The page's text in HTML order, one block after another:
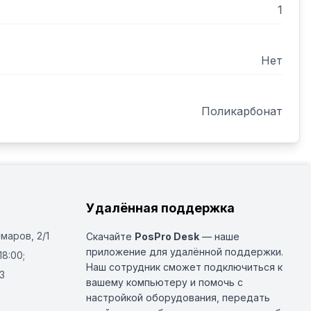
1
Нет
Поликарбонат
2/1
Удалённая поддержка
Скачайте PosPro Desk — наше
приложение для удалённой поддержки.
Наш сотрудник сможет подключиться к
вашему компьютеру и помочь с
настройкой оборудования, передать